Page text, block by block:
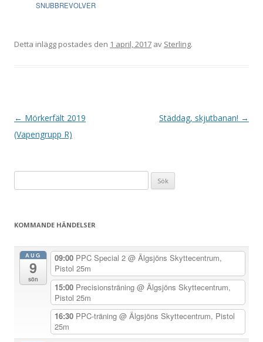
SNUBBREVOLVER
Detta inlägg postades den 1 april, 2017 av Sterling.
I
n
a
← Mörkerfält 2019
(Vapengrupp R)
Städdag, skjutbanan! →
efter:
KOMMANDE HÄNDELSER
AUG
9
sön
09:00 PPC Special 2 @ Älgsjöns Skyttecentrum,
Pistol 25m
15:00 Precisionsträning @ Älgsjöns Skyttecentrum,
Pistol 25m
16:30 PPC-träning @ Älgsjöns Skyttecentrum, Pistol
25m